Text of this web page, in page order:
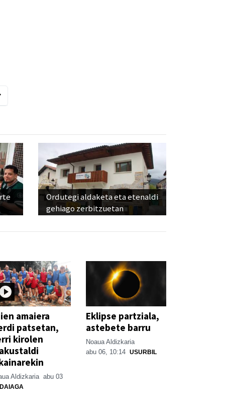
Ordutegi aldaketa eta etenaldi
gehiago zerbitzuetan
amaiera
patsetan,
kirolen
Aldizkaria abu 03
Eklipse partziala,
astebete barru
Noaua Aldizkaria
abu 06, 10:14 USURBIL